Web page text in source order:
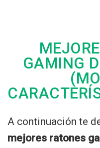
GAMING
A continuación te
mejores ratones